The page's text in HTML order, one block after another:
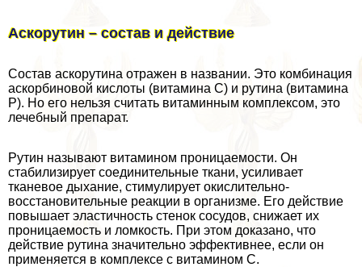
Аскорутин – состав и действие
Состав аскорутина отражен в названии. Это комбинация
аскорбиновой кислоты (витамина С) и рутина (витамина
Р). Но его нельзя считать витаминным комплексом, это
лечебный препарат.
Рутин называют витамином проницаемости. Он
стабилизирует соединительные ткани, усиливает
тканевое дыхание, стимулирует окислительно-
восстановительные реакции в организме. Его действие
повышает эластичность стенок сосудов, снижает их
проницаемость и ломкость. При этом доказано, что
действие рутина значительно эффективнее, если он
применяется в комплексе с витамином С.